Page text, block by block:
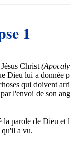
1
Christ
Dieu lui a donnée
qui doivent
l'envoi de son
la parole de Dieu et
a vu.